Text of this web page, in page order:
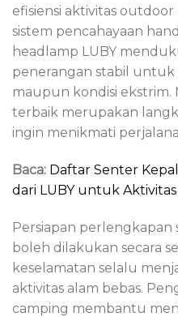
efisiensi aktivitas
sistem pencahayaan
headlamp LUBY
penerangan stabil untuk
maupun kondisi ekstrim.
terbaik merupakan
ingin menikmati
Baca: Daftar Senter
dari LUBY untuk
Persiapan
boleh dilakukan secara
keselamatan selalu
aktivitas alam bebas.
camping membantu